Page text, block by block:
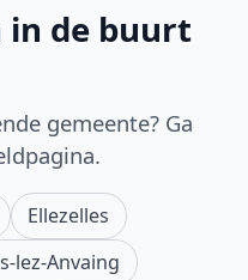
in de buurt
gemeente? Ga
Ellezelles
lez-Anvaing